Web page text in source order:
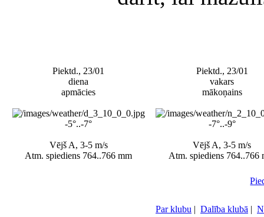
Piektd., 23/01
diena
apmācies
-5°..-7°
Vējš A, 3-5 m/s
Atm. spiediens 764..766 mm
Piektd., 23/01
vakars
mākoņains
-7°..-9°
Vējš A, 3-5 m/s
Atm. spiediens 764..766
Par klubu | Dalība klubā |